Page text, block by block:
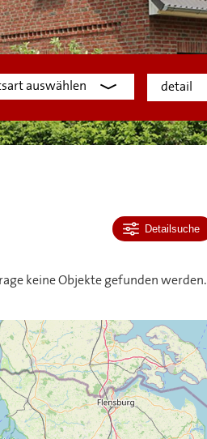
Detailsuche
keine Objekte gefunden werden.